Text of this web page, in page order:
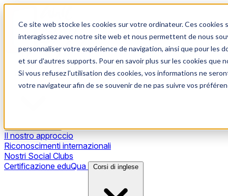
Ce site web stocke les cookies sur votre ordinateur. Ces
interagissez avec notre site web et nous permettent de nous
personnaliser votre expérience de navigation, ainsi que pour les
et sur d'autres supports. Pour en savoir plus sur les cookies
Si vous refusez l'utilisation des cookies, vos informations ne
votre navigateur afin de se souvenir de ne pas suivre vos
Il nostro metodo
Il nostro approccio
Riconoscimenti internazionali
Nostri Social Clubs
Certificazione eduQua
Corsi di inglese